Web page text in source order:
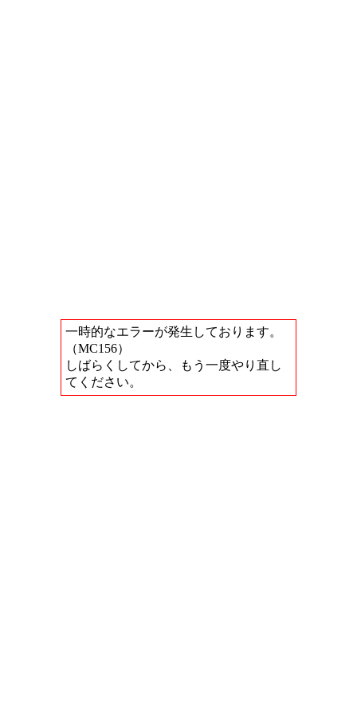
一時的なエラーが発生しております。
（MC156）
しばらくしてから、もう一度やり直し
てください。